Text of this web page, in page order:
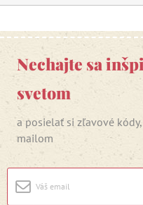
Nechajte sa
svetom
a posielať si zľavové
mailom